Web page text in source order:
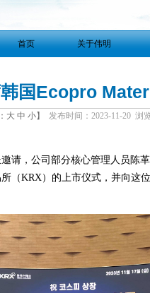
首页 关于伟明
国Ecopro
大 中 小】 发布时间：2023-11-20 浏
请，公司部分核心管理人员陈
（KRX）的上市仪式，并向这